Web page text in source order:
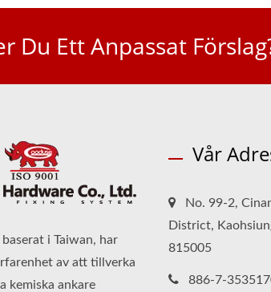
Du Ett Anpassat
i Taiwan, har
av att tillverka
kemiska ankare
Vår
No. 99-2,
District,
815005
886-7-